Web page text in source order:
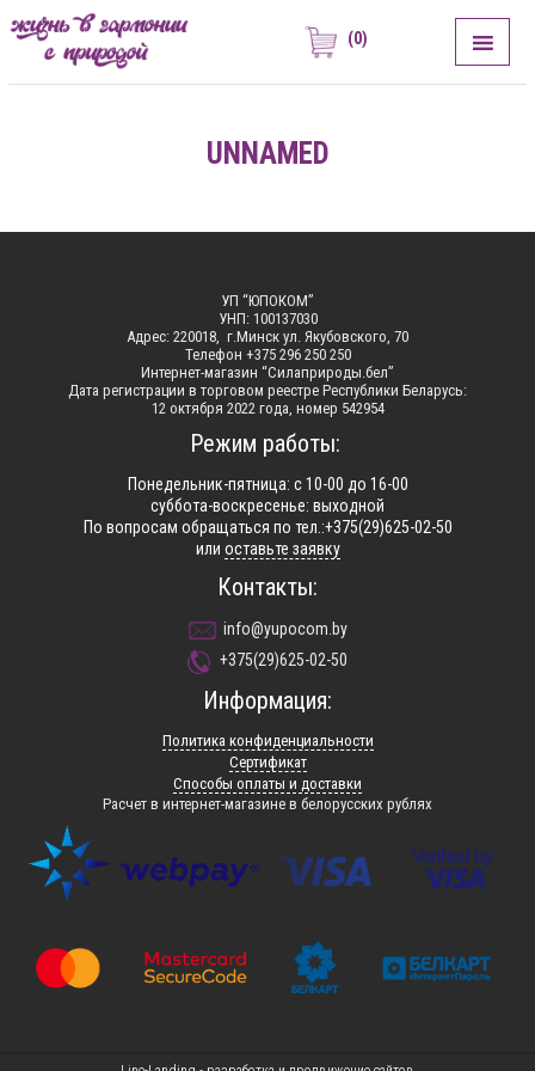
Сила Природы
(0)
UNNAMED
УП “ЮПОКОМ”
УНП: 100137030
Адрес: 220018, г.Минск ул. Якубовского, 70
Телефон +375 296 250 250
Интернет-магазин “Силаприроды.бел”
Дата регистрации в торговом реестре Республики Беларусь:
12 октября 2022 года, номер 542954
Режим работы:
Понедельник-пятница: с 10-00 до 16-00
суббота-воскресенье: выходной
По вопросам обращаться по тел.:+375(29)625-02-50
или оставьте заявку
Контакты:
info@yupocom.by
+375(29)625-02-50
Информация:
Политика конфиденциальности
Сертификат
Способы оплаты и доставки
Расчет в интернет-магазине в белорусских рублях